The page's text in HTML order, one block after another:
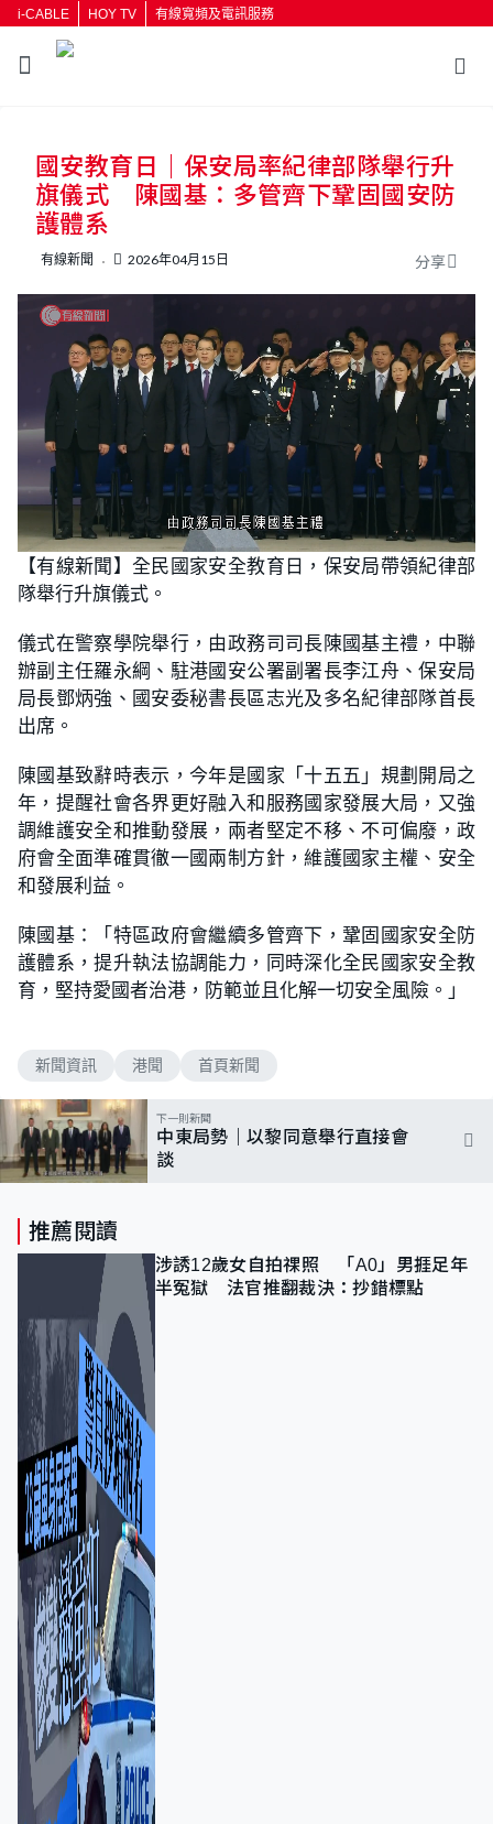
i-CABLE HOY TV 有線寬頻及電訊服務
按輸入鍵開始搜尋
國安教育日｜保安局率紀律部隊舉行升
旗儀式 陳國基：多管齊下鞏固國安防
護體系
有線新聞 2026年04月15日 分享
U
n
m
t
e
L
o
a
d
6
9
9
%
【有線新聞】全民國家安全教育日，保安局帶領紀律部
隊舉行升旗儀式。
儀式在警察學院舉行，由政務司司長陳國基主禮，中聯
辦副主任羅永綱、駐港國安公署副署長李江舟、保安局
局長鄧炳強、國安委秘書長區志光及多名紀律部隊首長
出席。
陳國基致辭時表示，今年是國家「十五五」規劃開局之
年，提醒社會各界更好融入和服務國家發展大局，又強
調維護安全和推動發展，兩者堅定不移、不可偏廢，政
府會全面準確貫徹一國兩制方針，維護國家主權、安全
和發展利益。
陳國基：「特區政府會繼續多管齊下，鞏固國家安全防
護體系，提升執法協調能力，同時深化全民國家安全教
育，堅持愛國者治港，防範並且化解一切安全風險。」
新聞資訊 港聞 首頁新聞
下一則新聞
中東局勢｜以黎同意舉行直接會
談
推薦閱讀
涉誘12歲女自拍祼照 「A0」男捱足年
半冤獄 法官推翻裁決：抄錯標點